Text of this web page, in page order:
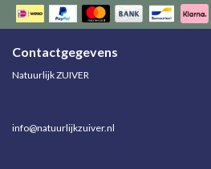
Contactgegevens
Natuurlijk ZUIVER
info@natuurlijkzuiver.nl